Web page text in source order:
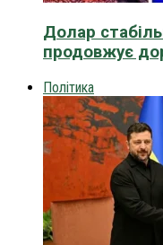
Долар
продовжує
Політика